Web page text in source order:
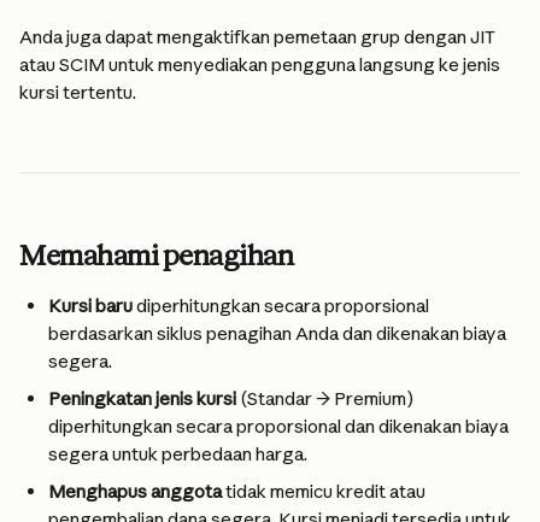
Anda juga dapat mengaktifkan pemetaan grup dengan JIT
atau SCIM untuk menyediakan pengguna langsung ke jenis
kursi tertentu.
Memahami penagihan
Kursi baru diperhitungkan secara proporsional
berdasarkan siklus penagihan Anda dan dikenakan biaya
segera.
Peningkatan jenis kursi (Standar → Premium)
diperhitungkan secara proporsional dan dikenakan biaya
segera untuk perbedaan harga.
Menghapus anggota tidak memicu kredit atau